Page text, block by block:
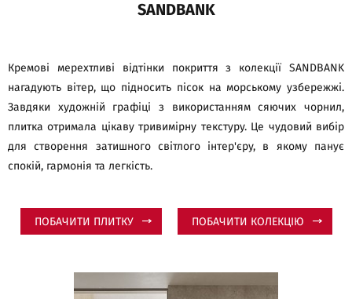
SANDBANK
Кремові мерехтливі відтінки покриття з колекції SANDBANK
нагадують вітер, що підносить пісок на морському узбережжі.
Завдяки художній графіці з використанням сяючих чорнил,
плитка отримала цікаву тривимірну текстуру. Це чудовий вибір
для створення затишного світлого інтер'єру, в якому панує
спокій, гармонія та легкість.
ПОБАЧИТИ ПЛИТКУ ПОБАЧИТИ КОЛЕКЦІЮ